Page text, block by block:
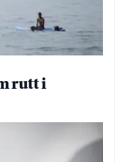
rutt i